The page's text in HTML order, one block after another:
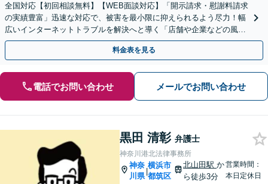
全国対応【初回相談無料】【WEB面談対応】「開示請求・慰謝料請求
の実績豊富」迅速な対応で、被害を最小限に抑えられるよう尽力！幅
広いインターネットトラブルを解決へと導く「店舗や企業などの風評
被害もご相談ください」【休日・夜間相談可】
料金表を見る
電話でお問い合わせ メールでお問い合わせ
黒田 清彰 弁護士
神奈川港北法律事務所
神奈
川県
|
横浜市
都筑区
北山田駅か
ら徒歩3分
営業時間：
本日定休日